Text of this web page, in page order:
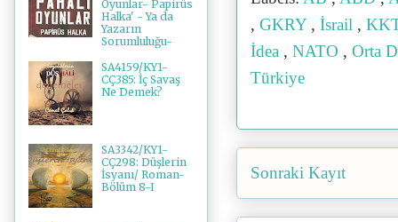
, GKRY , İsrail ,
İdea , NATO , Orta
Türkiye
Sonraki Kayıt
Oyunlar- Papirüs
Halka' - Ya da
Yazarın
Sorumluluğu-
SA4159/KY1-
CÇ385: İç Savaş
Ne Demek?
SA3342/KY1-
CÇ298: Düşlerin
İsyanı/ Roman-
Bölüm 8-I